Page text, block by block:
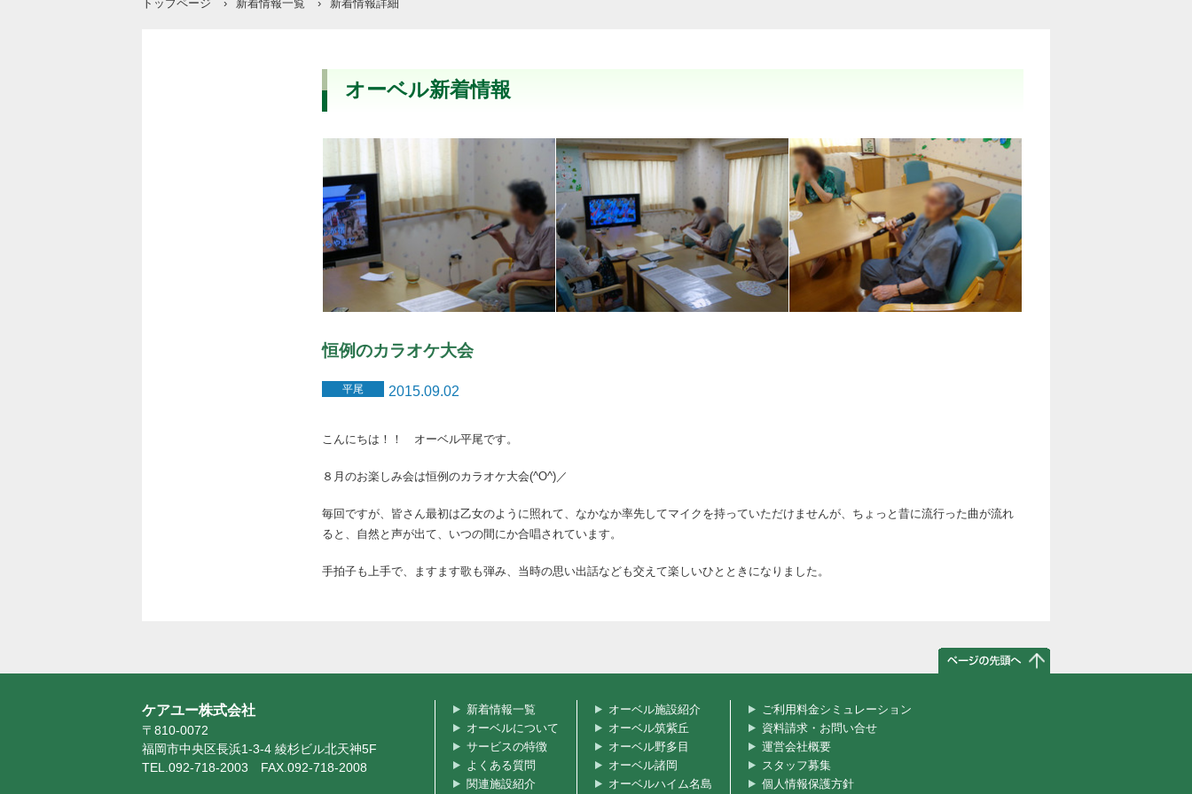
トップページ › 新着情報一覧 › 新着情報詳細
オーベル新着情報
恒例のカラオケ大会
平尾 2015.09.02
こんにちは！！ オーベル平尾です。
８月のお楽しみ会は恒例のカラオケ大会(^O^)／
毎回ですが、皆さん最初は乙女のように照れて、なかなか率先してマイクを持っていただけませんが、ちょっと昔に流行った曲が流れ
ると、自然と声が出て、いつの間にか合唱されています。
手拍子も上手で、ますます歌も弾み、当時の思い出話なども交えて楽しいひとときになりました。
ケアユー株式会社
〒810-0072
福岡市中央区長浜1-3-4 綾杉ビル北天神5F
TEL.092-718-2003 FAX.092-718-2008
新着情報一覧
オーベルについて
サービスの特徴
よくある質問
関連施設紹介
オーベル施設紹介
オーベル筑紫丘
オーベル野多目
オーベル諸岡
オーベルハイム名島
ご利用料金シミュレーション
資料請求・お問い合せ
運営会社概要
スタッフ募集
個人情報保護方針